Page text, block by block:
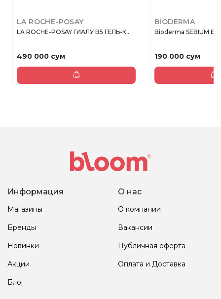
LA ROCHE-POSAY
LA ROCHE-POSAY ГИАЛУ B5 ГЕЛЬ-К...
490 000 сум
BIODERMA
Bioderma SEBIUM
190 000 сум
Информация
Магазины
Бренды
Новинки
Акции
Блог
О нас
О компании
Вакансии
Публичная оферта
Оплата и Доставка